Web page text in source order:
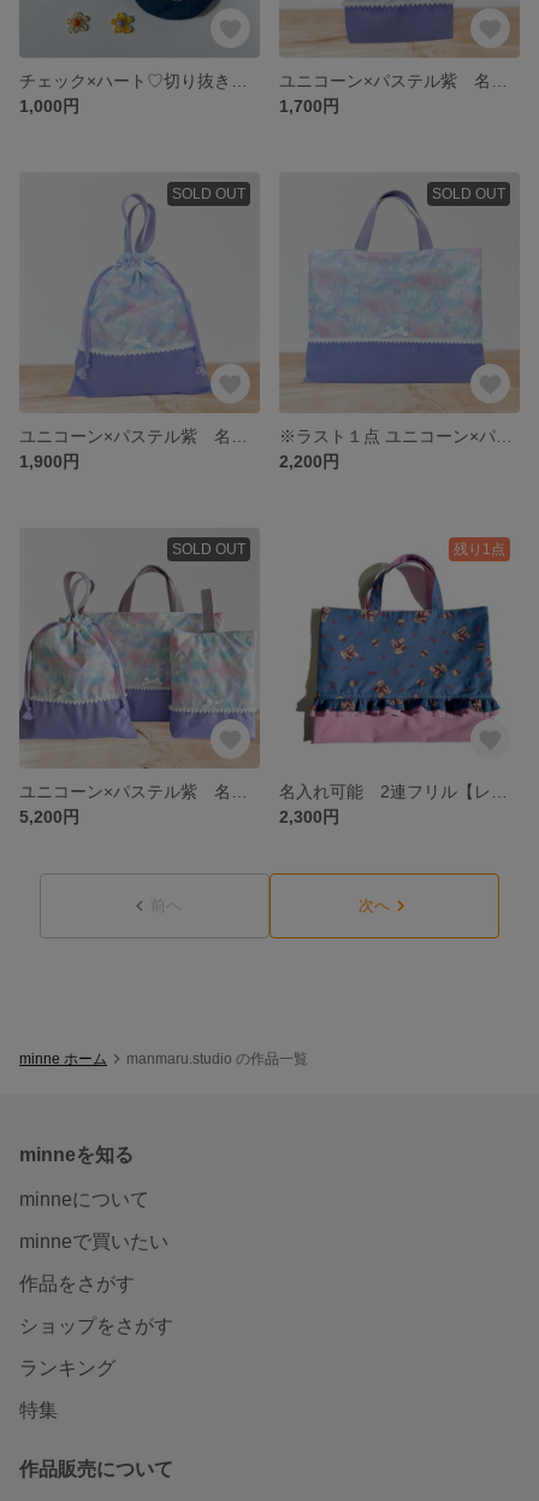
1,000円
1,700円
SOLD OUT
1,900円
SOLD OUT
2,200円
SOLD OUT
5,200円
残り1点
2,300円
前へ 次へ
minne ホーム manmaru.studio の作品一覧
minneを知る
minneについて
minneで買いたい
作品をさがす
ショップをさがす
ランキング
特集
作品販売について